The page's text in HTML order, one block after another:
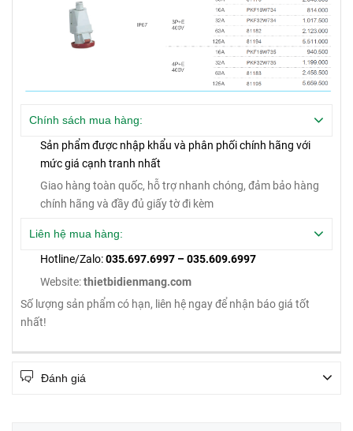
Chính sách mua hàng:
Sản phẩm được nhập khẩu và phân phối chính hãng với
mức giá cạnh tranh nhất
Giao hàng toàn quốc, hỗ trợ nhanh chóng, đảm bảo hàng
chính hãng và đầy đủ giấy tờ đi kèm
Liên hệ mua hàng:
Hotline/Zalo:035.697.6997 – 035.609.6997
Website:thietbidienmang.com
Số lượng sản phẩm có hạn, liên hệ ngay để nhận báo giá tốt
nhất!
Đánh giá